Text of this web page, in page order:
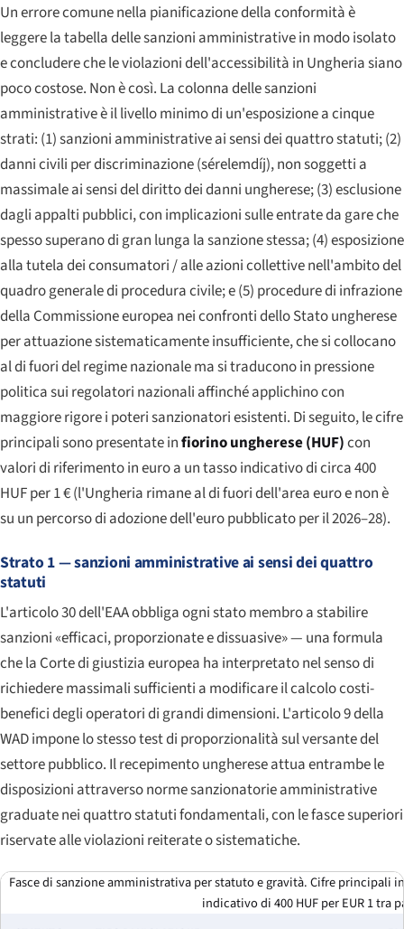
Un errore comune nella pianificazione della conformità è
leggere la tabella delle sanzioni amministrative in modo isolato
e concludere che le violazioni dell'accessibilità in Ungheria siano
poco costose. Non è così. La colonna delle sanzioni
amministrative è il livello minimo di un'esposizione a cinque
strati: (1) sanzioni amministrative ai sensi dei quattro statuti; (2)
danni civili per discriminazione (sérelemdíj), non soggetti a
massimale ai sensi del diritto dei danni ungherese; (3) esclusione
dagli appalti pubblici, con implicazioni sulle entrate da gare che
spesso superano di gran lunga la sanzione stessa; (4) esposizione
alla tutela dei consumatori / alle azioni collettive nell'ambito del
quadro generale di procedura civile; e (5) procedure di infrazione
della Commissione europea nei confronti dello Stato ungherese
per attuazione sistematicamente insufficiente, che si collocano
al di fuori del regime nazionale ma si traducono in pressione
politica sui regolatori nazionali affinché applichino con
maggiore rigore i poteri sanzionatori esistenti. Di seguito, le cifre
principali sono presentate infiorino ungherese (HUF)con
valori di riferimento in euro a un tasso indicativo di circa 400
HUF per 1 € (l'Ungheria rimane al di fuori dell'area euro e non è
su un percorso di adozione dell'euro pubblicato per il 2026–28).
Strato 1 — sanzioni amministrative ai sensi dei quattro
statuti
L'articolo 30 dell'EAA obbliga ogni stato membro a stabilire
sanzioni «efficaci, proporzionate e dissuasive» — una formula
che la Corte di giustizia europea ha interpretato nel senso di
richiedere massimali sufficienti a modificare il calcolo costi-
benefici degli operatori di grandi dimensioni. L'articolo 9 della
WAD impone lo stesso test di proporzionalità sul versante del
settore pubblico. Il recepimento ungherese attua entrambe le
disposizioni attraverso norme sanzionatorie amministrative
graduate nei quattro statuti fondamentali, con le fasce superiori
riservate alle violazioni reiterate o sistematiche.
Fasce di sanzione amministrativa per statuto e gravità. Cifre principali
indicativo di 400 HUF per EUR 1 tra